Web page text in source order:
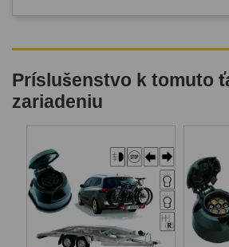
Príslušenstvo k tomuto
zariadeniu